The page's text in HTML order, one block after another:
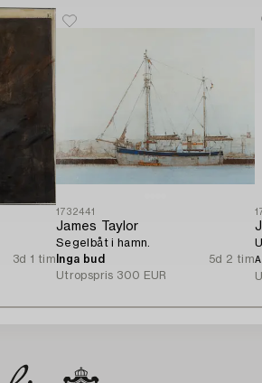
3d 1 tim
1732441
James Taylor
Segelbåt i hamn.
Inga bud
5d 2 tim
Utropspris 300 EUR